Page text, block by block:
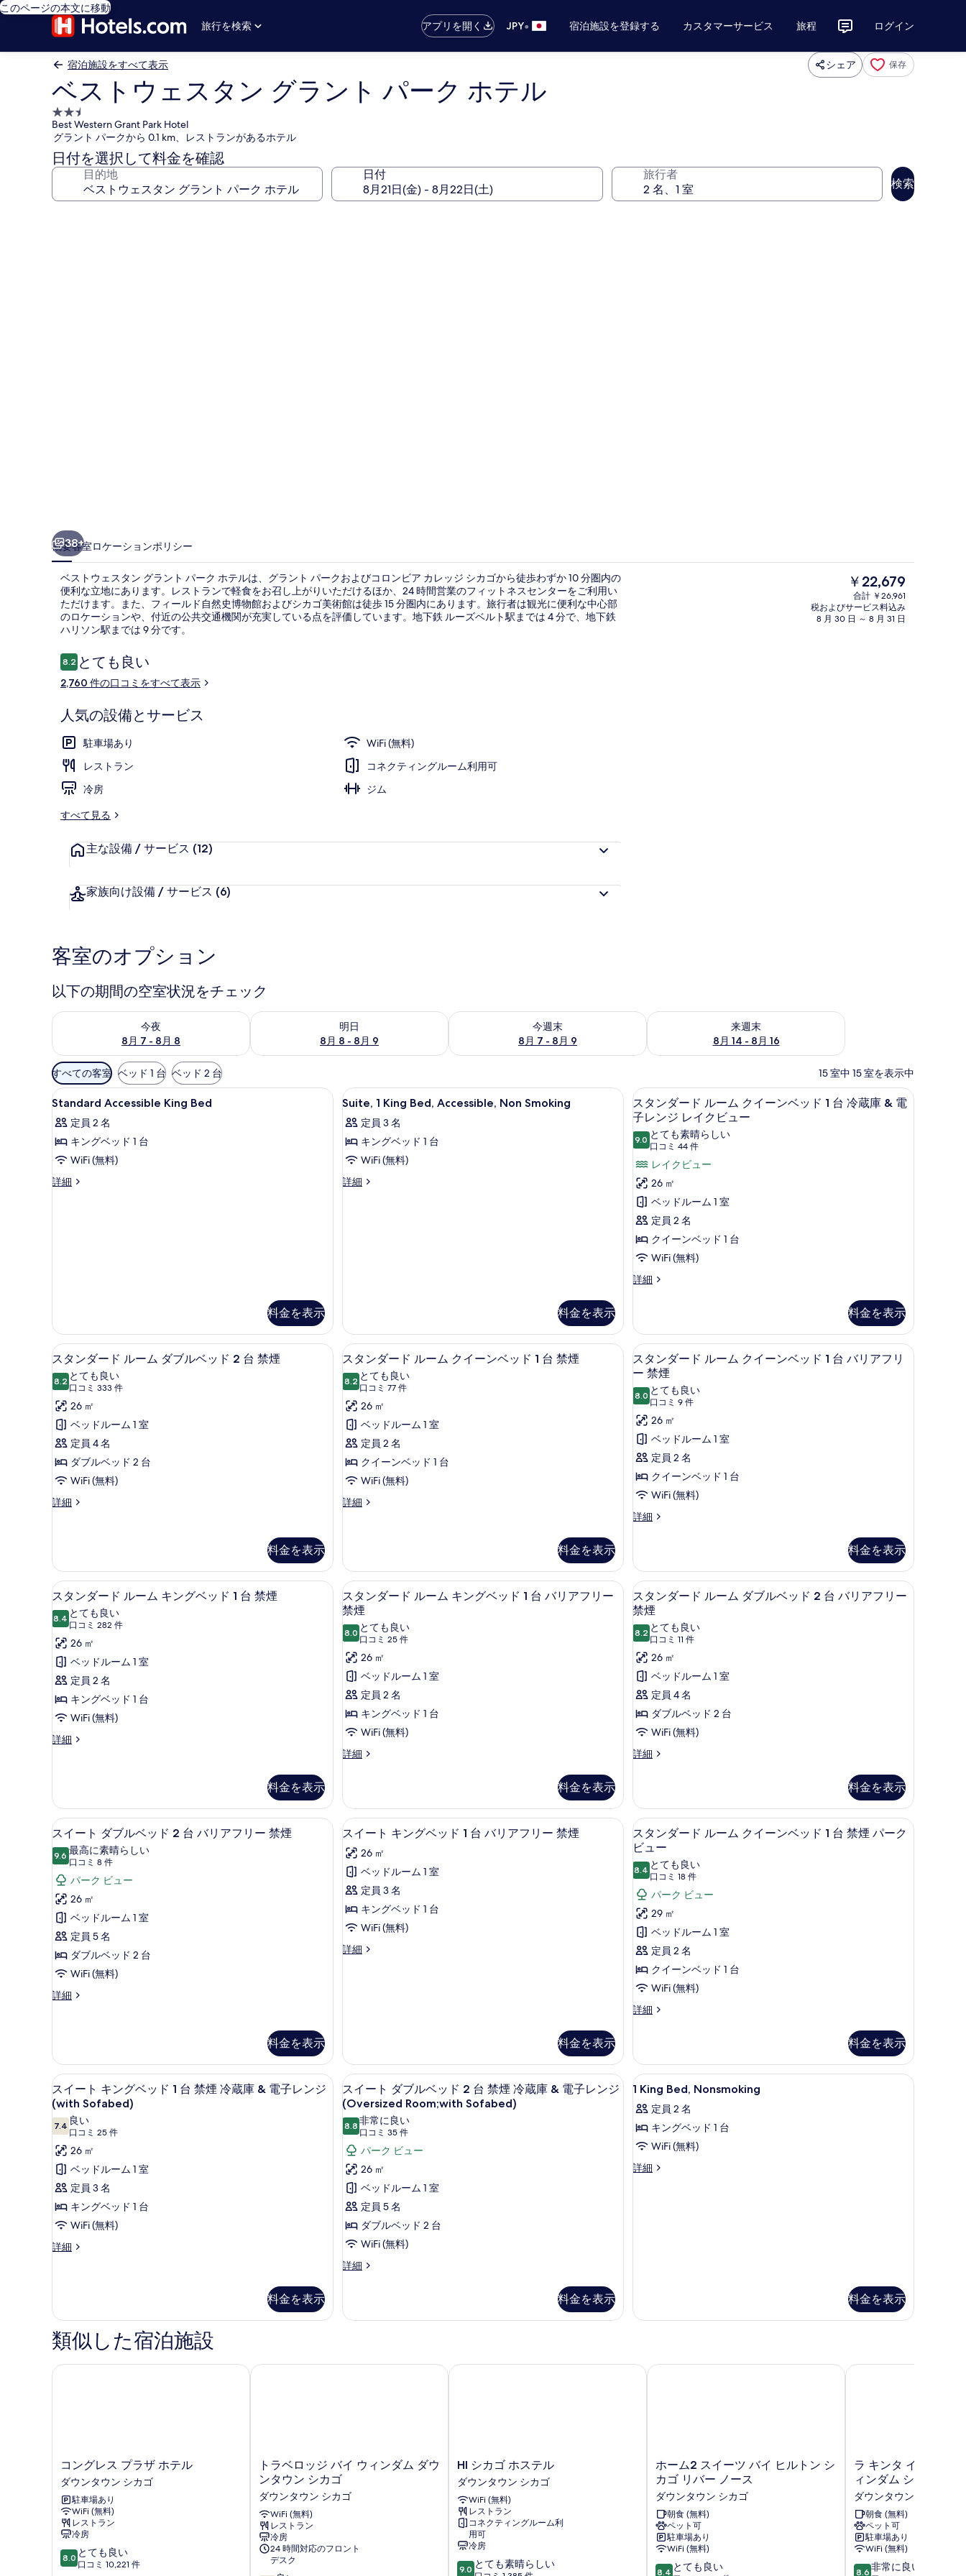
このページの本文に移動
旅行を検索
アプリを開く JPY• 宿泊施設を登録する カスタマーサービス 旅程 ログイン
宿泊施設をすべて表示 シェア 保存
ベストウェスタン グラント パーク ホテル
2.5
つ
星
宿
泊
Best Western Grant Park Hotel
グラント パークから 0.1 km、レストランがあるホテル
日付を選択して料金を確認
目的地 日付 旅行者
検索
ク
ホ
テ
ル
の
写
真
ャ
ラ
リ
ー
レストラン セーフティボックス (室内)、遮光カ
38+
概要客室ロケーションポリシー
ベストウェスタン グラント パーク ホテルは、グラント パークおよびコロンビア カレッジ シカゴから徒歩わずか 10 分圏内の
便利な立地にあります。レストランで軽食をお召し上がりいただけるほか、24 時間営業のフィットネスセンターをご利用い
ただけます。また、フィールド自然史博物館およびシカゴ美術館は徒歩 15 分圏内にあります。旅行者は観光に便利な中心部
のロケーションや、付近の公共交通機関が充実している点を評価しています。地下鉄 ルーズベルト駅までは 4 分で、地下鉄
ハリソン駅までは 9 分です。
口
コ
ミ
8.210段階中8.2
とても良い
2,760 件の口コミをすべて表示
人気の設備とサービス
駐車場あり
WiFi (無料)
レストラン
コネクティングルーム利用可
冷房
ジム
すべて見る
主な設備 / サービス (12)
家族向け設備 / サービス (6)
現
在
の
料
￥22,679
合計 ￥26,961
税およびサービス料込み
8 月 30 日 ～ 8 月 31 日
客室のオプション
以下の期間の空室状況をチェック
今夜
8月 7 - 8月 8
今夜 8月 7 - 8月 8 の空室状況をチェック
明日
8月 8 - 8月 9
明日 8月 8 - 8月 9 の空室状況をチェック
今週末
8月 7 - 8月 9
今週末 8月 7 - 8月 9 の空室状況をチェック
来週末
8月 14 - 8月 16
来週末 8月 14 - 8月 16 の空室状況をチェック
利
用
可
能
な
客
室
の
すべての客室 ベッド 1 台 ベッド 2 台 15 室中 15 室を表示中
Standard
Accessible
King
Bed
の
す
示
す
る
セーフティボックス (室内)、遮光カーテン、アイロン / アイロン台、ベビーベッド (無料)
10
Standard Accessible King Bed
定員 2 名
キングベッド 1 台
WiFi (無料)
詳細
Standard
料金を表示
Suite,
1
King
Bed,
Accessible,
Non
真
を
表
示
す
る
セーフティボックス (室内)、遮光カーテン、アイロン / アイロン台、ベビーベッド (無料)
2
Suite, 1 King Bed, Accessible, Non Smoking
定員 3 名
キングベッド 1 台
WiFi (無料)
詳細
Suite,
料金を表示
ス
タ
ン
ダ
ー
ド
ル
ー
ム
ク
イ
ベ
ッ
ド
1
台
冷
蔵
庫
&
電
子
ン
ジ
レ
イ
ク
ビ
ュ
ー
の
す
べ
て
写
真
を
表
示
す
る
セーフティボックス (室内)、遮光カーテン
4
スタンダード ルーム クイーンベッド 1 台 冷蔵庫 & 電
子レンジ レイクビュー
9.010 点中 9.0
とても素晴らしい
口コミ 44 件
(口
コ
ミ
44
件)
レイクビュー
26 ㎡
ベッドルーム 1 室
定員 2 名
クイーンベッド 1 台
WiFi (無料)
詳細
ス
ー
ド
ル
ー
ク
イ
ー
ン
ベ
ッ
ド
台
冷
蔵
電
レ
ン
ジ
レ
イ
ク
ビ
ュ
ー
詳
細
料金を表示
ス
タ
ン
ダ
ー
ド
ル
ー
ム
ベ
ッ
ド
2
台
禁
煙
の
す
べ
写
真
を
表
示
す
る
セーフティボックス (室内)、遮光カーテン、アイロン / アイロン台、ベビーベッド (無料)
4
スタンダード ルーム ダブルベッド 2 台 禁煙
8.210 点中 8.2
とても良い
口コミ 333 件
(口
コ
ミ
333
件)
26 ㎡
ベッドルーム 1 室
定員 4 名
ダブルベッド 2 台
WiFi (無料)
詳細
ス
ド
ル
ー
ム
ダ
ブ
ル
ベ
ッ
ド
2
禁
煙
の
料金を表示
ス
タ
ン
ダ
ー
ド
ル
ー
ム
ン
ベ
ッ
ド
1
台
禁
煙
の
す
べ
の
写
真
を
表
示
す
る
セーフティボックス (室内)、遮光カーテン、アイロン / アイロン台、ベビーベッド (無料)
4
スタンダード ルーム クイーンベッド 1 台 禁煙
8.210 点中 8.2
とても良い
口コミ 77 件
(口
コ
ミ
77
件)
26 ㎡
ベッドルーム 1 室
定員 2 名
クイーンベッド 1 台
WiFi (無料)
詳細
ス
ド
ル
ー
ム
ク
イ
ー
ン
ベ
ッ
ド
台
禁
煙
の
料金を表示
ス
タ
ン
ダ
ー
ド
ル
ー
ム
ク
ン
ベ
ッ
ド
1
台
バ
リ
ア
フ
リ
禁
煙
の
す
べ
て
の
写
真
を
表
示
セーフティボックス (室内)、遮光カーテン
4
スタンダード ルーム クイーンベッド 1 台 バリアフリ
ー 禁煙
8.010 点中 8.0
とても良い
口コミ 9 件
(口
コ
ミ
9
件)
26 ㎡
ベッドルーム 1 室
定員 2 名
クイーンベッド 1 台
WiFi (無料)
詳細
ス
ー
ド
ル
ー
ム
ク
イ
ー
ン
ベ
ッ
ド
台
バ
リ
リ
禁
煙
の
詳
細
料金を表示
ス
タ
ン
ダ
ー
ド
ル
ー
ム
ベ
ッ
ド
1
台
禁
煙
の
す
べ
て
真
を
表
示
す
る
セーフティボックス (室内)、遮光カーテン、アイロン / アイロン台、ベビーベッド (無料)
4
スタンダード ルーム キングベッド 1 台 禁煙
8.410 点中 8.4
とても良い
口コミ 282 件
(口
コ
ミ
282
件)
26 ㎡
ベッドルーム 1 室
定員 2 名
キングベッド 1 台
WiFi (無料)
詳細
ス
ド
ル
ー
ム
キ
ン
グ
ベ
ッ
ド
禁
煙
詳
料金を表示
ス
タ
ン
ダ
ー
ド
ル
ー
ム
キ
ベ
ッ
ド
台
バ
リ
ア
の
す
べ
て
の
写
真
を
表
示
す
る
セーフティボックス (室内)、遮光カーテン、アイロン / アイロン台、ベビーベッド (無料)
4
スタンダード ルーム キングベッド 1 台 バリアフリー
禁煙
8.010 点中 8.0
とても良い
口コミ 25 件
(口
コ
ミ
25
件)
26 ㎡
ベッドルーム 1 室
定員 2 名
キングベッド 1 台
WiFi (無料)
詳細
ス
ー
ド
ル
ム
キ
ン
グ
ベ
ッ
ド
1
煙
の
詳
細
料金を表示
ス
タ
ン
ダ
ー
ド
ル
ー
ム
ダ
ベ
ッ
ド
2
台
バ
リ
ア
フ
リ
ー
禁
の
す
べ
て
の
写
真
セーフティボックス (室内)、遮光カーテン
4
スタンダード ルーム ダブルベッド 2 台 バリアフリー
禁煙
8.210 点中 8.2
とても良い
口コミ 11 件
(口
コ
ミ
11
件)
26 ㎡
ベッドルーム 1 室
定員 4 名
ダブルベッド 2 台
WiFi (無料)
詳細
ス
ー
ド
ル
ー
ム
ダ
ブ
ル
ベ
ッ
ド
2
バ
リ
フ
煙
の
詳
細
料金を表示
ス
イ
ー
ト
ダ
ブ
ル
ベ
ッ
ド
リ
ア
フ
リ
ー
禁
煙
の
す
べ
て
真
を
表
示
セーフティボックス (室内)、遮光カーテン、アイロン / アイロン台、ベビーベッド (無料)
4
スイート ダブルベッド 2 台 バリアフリー 禁煙
9.610 点中 9.6
最高に素晴らしい
口コミ 8 件
(口
コ
ミ
件)
パーク ビュー
26 ㎡
ベッドルーム 1 室
定員 5 名
ダブルベッド 2 台
WiFi (無料)
詳細
ス
ブ
ル
ベ
ッ
ド
2
台
バ
リ
ア
フ
リ
ー
禁
煙
の
料金を表示
ス
イ
ー
ト
キ
ン
ベ
リ
ア
フ
リ
ー
禁
煙
の
す
べ
て
の
真
示
セーフティボックス (室内)、遮光カーテン、アイロン / アイロン台、ベビーベッド (無料)
4
スイート キングベッド 1 台 バリアフリー 禁煙
26 ㎡
ベッドルーム 1 室
定員 3 名
キングベッド 1 台
WiFi (無料)
詳細
ス
ド
1
台
バ
リ
ア
フ
リ
ー
禁
煙
の
詳
細
料金を表示
ス
タ
ン
ダ
ー
ド
ル
ー
ム
ク
イ
ベ
ッ
ド
1
台
禁
の
て
セーフティボックス (室内)、遮光カーテン
4
スタンダード ルーム クイーンベッド 1 台 禁煙 パーク
ビュー
8.410 点中 8.4
とても良い
口コミ 18 件
(口
コ
ミ
18
件)
パーク ビュー
29 ㎡
ベッドルーム 1 室
定員 2 名
クイーンベッド 1 台
WiFi (無料)
詳細
ス
ー
ド
ル
ム
ク
ー
ン
ベ
ュ
細
料金を表示
ス
イ
ー
ト
キ
ン
グ
ベ
ッ
ド
煙
冷
蔵
庫
ン
ジ
(with
Sofabed)
の
す
セーフティボックス (室内)、遮光カーテン、アイロン / アイロン台、ベビーベッド (無料)
4
スイート キングベッド 1 台 禁煙 冷蔵庫 & 電子レンジ
(with Sofabed)
7.410 点中 7.4
良い
口コミ 25 件
(口
コ
ミ
25
件)
26 ㎡
ベッドルーム 1 室
定員 3 名
キングベッド 1 台
WiFi (無料)
詳細
ス
ン
グ
ベ
ッ
ド
1
Sofabed)
の
料金を表示
ス
イ
ー
ト
ダ
ブ
ル
ベ
ッ
ド
2
煙
蔵
ン
ジ
の
セーフティボックス (室内)、遮光カーテン、アイロン / アイロン台、ベビーベッド (無料)
4
スイート ダブルベッド 2 台 禁煙 冷蔵庫 & 電子レンジ
(Oversized Room;with Sofabed)
8.810 点中 8.8
非常に良い
口コミ 35 件
(口
コ
ミ
35
件)
パーク ビュー
26 ㎡
ベッドルーム 1 室
定員 5 名
ダブルベッド 2 台
WiFi (無料)
詳細
ス
ダ
ッ
蔵
庫
電
ジ
料金を表示
1
King
Bed,
Nonsmoking
の
す
示
セーフティボックス (室内)、遮光カーテン
20
1 King Bed, Nonsmoking
定員 2 名
キングベッド 1 台
WiFi (無料)
詳細
1
料金を表示
類似した宿泊施設
コ
ン
グ
レ
ス
プ
ラ
ザ
ホ
コングレス プラザ ホテル
ダウンタウン シカゴ
駐車場あり
WiFi (無料)
レストラン
冷房
10
段
8.0 とても良い
口コミ 10,221 件
コングレス プラザ ホテル
ト
ラ
ベ
ロ
ッ
ジ
バ
イ
トラベロッジ バイ ウィンダム ダウ
ンタウン シカゴ
ダウンタウン シカゴ
WiFi (無料)
レストラン
冷房
24 時間対応のフロント
デスク
トラベロッジ バイ ウィンダム ダウンタウン シカゴ
HI
シ
カ
ゴ
ホ
ス
テ
ル
ダ
HI シカゴ ホステル
ダウンタウン シカゴ
WiFi (無料)
レストラン
コネクティングルーム利
用可
冷房
10
9.0 とても素晴らしい
HI シカゴ ホステル
ホ
ー
ム
2
ス
イ
ー
ツ
バ
ホーム2 スイーツ バイ ヒルトン シ
カゴ リバー ノース
ダウンタウン シカゴ
朝食 (無料)
ペット可
駐車場あり
WiFi (無料)
10
8.4 とても良い
ホーム2 スイーツ バイ ヒルトン シカゴ リバー ノース
ラ
キ
ン
タ
イ
ン
&
ス
イ
ラ キンタ イン & ス
ィンダム シカゴ ダ
ダウンタウン シカゴ
朝食 (無料)
ペット可
駐車場あり
WiFi (無料)
10
8.6 非常に良い
ラ キンタ イン & スイ